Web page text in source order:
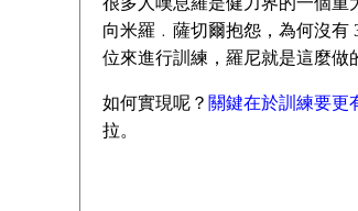
向米羅﹒薩切爾抱怨，為何沒有
位來進行訓練，羅尼就是這麼做
如何實現呢？ 關鍵在於訓練要更
拉。